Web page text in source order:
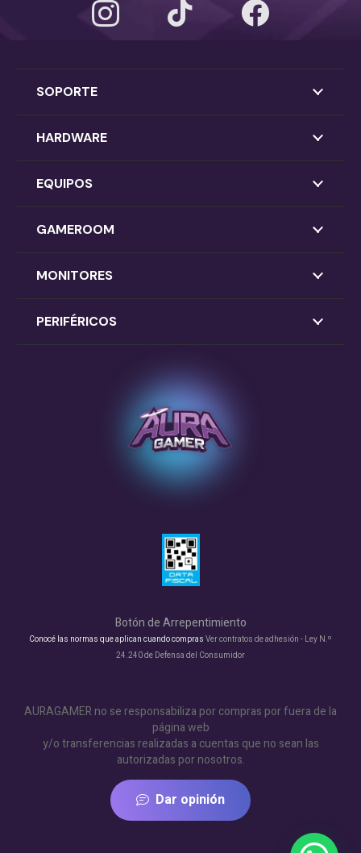
SOPORTE
HARDWARE
EQUIPOS
GAMEROOM
MONITORES
PERIFÉRICOS
Botón de Arrepentimiento
Conocé las normas que aplican cuando compras Ver contratos de adhesión - Ley N.º
24.240 de Defensa del Consumidor
AURAGAMER no se responsabiliza por compras por fuera de la
página web
y/o transferencias realizadas a cuentas que no sean las
autorizadas por nosotros.
Dar opinión